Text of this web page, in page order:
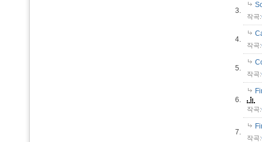
3.
작곡:
4.
작곡:
5.
작곡:
6.
작곡:
7.
작곡: